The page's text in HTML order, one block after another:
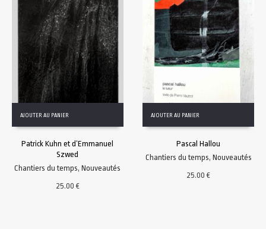
AJOUTER AU PANIER
Patrick Kuhn et d’Emmanuel
Szwed
Chantiers du temps,Nouveautés
25.00€
AJOUTER AU PANIER
Pascal Hallou
Chantiers du temps, Nouveautés
25.00€